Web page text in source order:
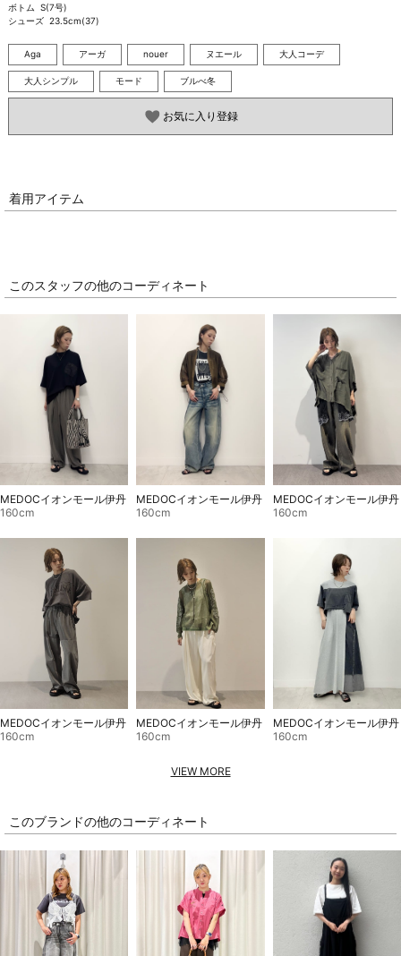
ボトム  S(7号)
シューズ  23.5cm(37)
Aga アーガ nouer ヌエール 大人コーデ
大人シンプル モード ブルべ冬
お気に入り登録
着用アイテム
このスタッフの他のコーディネート
MEDOCイオンモール伊丹
160cm
MEDOCイオンモール伊丹
160cm
MEDOCイオンモール伊丹
160cm
MEDOCイオンモール伊丹
160cm
MEDOCイオンモール伊丹
160cm
MEDOCイオンモール伊丹
160cm
VIEW MORE
このブランドの他のコーディネート